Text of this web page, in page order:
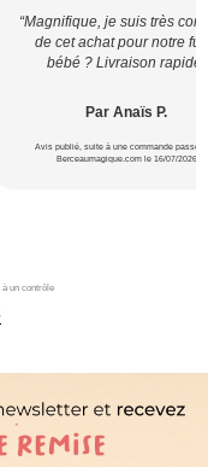
“Magnifique, je suis très
de cet achat pour notre
bébé ? Livraison rapide”
Par Anaïs P.
Avis publié, suite à une commande passée
Berceaumagique.com le 16/07/2026
un contrôle